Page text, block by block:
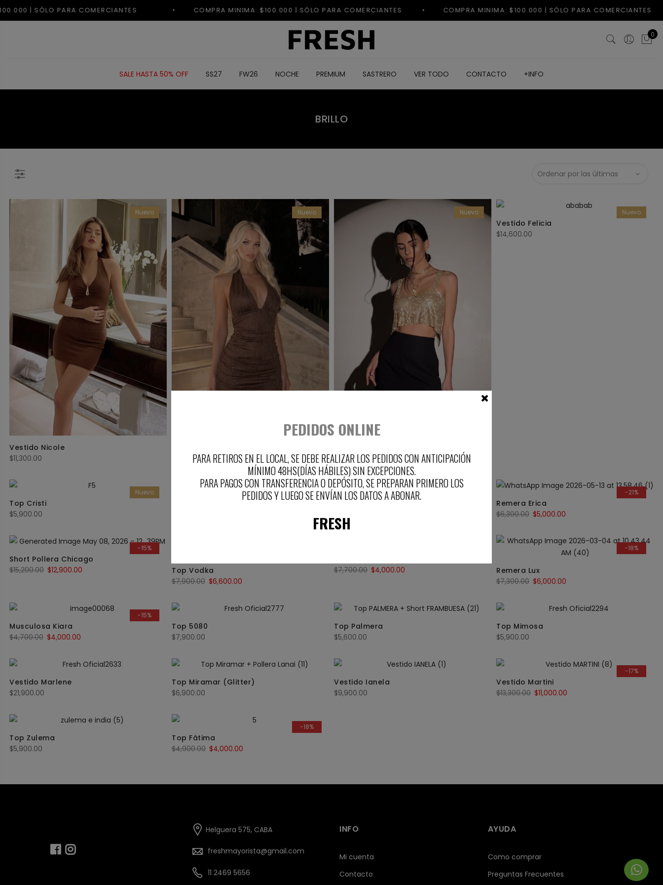
| SÓLO PARA COMERCIANTES
0
SALE HASTA 50% OFF SS27 FW26 NOCHE PREMIUM SASTRERO VER TODO CONTACTO +INFO
BRILLO
Nuevo
Vestido Nicole
$11,300.00
Nuevo
10,400.00
Nuevo
9,900.00
Nuevo
Vestido Felicia
$14,600.00
Nuevo
Top Cristi
$5,900.00
Top Melón
-21%
Remera Erica
$6,300.00 $5,000.00
-15%
Short Pollera Chicago
$15,200.00 $12,900.00
Top Vodka
$7,900.00 $6,600.00
$7,700.00 $4,000.00
-18%
Remera Lux
$7,300.00 $6,000.00
-15%
Musculosa Kiara
$4,700.00 $4,000.00
Top 5080
$7,900.00
Top Palmera
$5,600.00
Top Mimosa
$5,900.00
Vestido Marlene
$21,900.00
Top Miramar (Glitter)
$6,900.00
Vestido Ianela
$9,900.00
-17%
Vestido Martini
$13,300.00 $11,000.00
Top Zulema
$5,900.00
-18%
Top Fátima
$4,900.00 $4,000.00
Helguera 575, CABA
freshmayorista@gmail.com
11 2469 5656
INFO
Mi cuenta
Contacto
AYUDA
Como comprar
Preguntas Frecuentes
PEDIDOS ONLINE
PARA RETIROS EN EL LOCAL, SE DEBE REALIZAR LOS PEDIDOS CON ANTICIPACIÓN
MÍNIMO 48HS(DÍAS HÁBILES) SIN EXCEPCIONES.
PARA PAGOS CON TRANSFERENCIA O DEPÓSITO, SE PREPARAN PRIMERO LOS
PEDIDOS Y LUEGO SE ENVÍAN LOS DATOS A ABONAR.
FRESH